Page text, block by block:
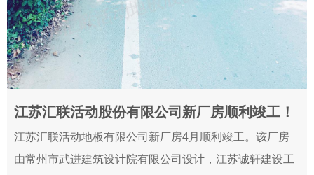
江苏汇联活动股份有限公司新厂房顺利竣工！
2019-05-10
江苏汇联活动地板有限公司新厂房4月顺利竣工。该厂房
由常州市武进建筑设计院有限公司设计，江苏诚轩建设工